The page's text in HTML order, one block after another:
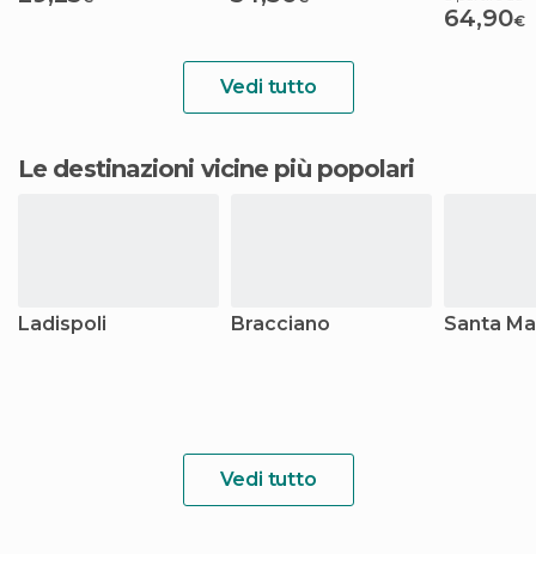
64,90€
Vedi tutto
Le destinazioni vicine più popolari
Ladispoli Bracciano Santa
Vedi tutto